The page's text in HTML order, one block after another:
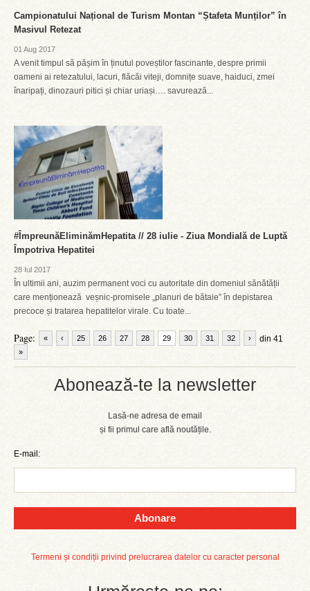
Abonează-te la newsletter
Lasă-ne adresa de email
și fii primul care află noutățile.
E-mail:
Abonare
Termeni și condiții privind prelucrarea datelor cu caracter personal
Campionatului Național de Turism Montan “Ștafeta Munților” în
Masivul Retezat
01 Aug 2017
A venit timpul să pășim în ținutul poveștilor fascinante, despre primii
oameni ai retezatului, lacuri, flăcăi viteji, domnițe suave, haiduci, zmei
înaripați, dinozauri pitici și chiar uriași…. savurează...
#ÎmpreunăEliminămHepatita // 28 iulie - Ziua Mondială de Luptă
Împotriva Hepatitei
28 Iul 2017
În ultimii ani, auzim permanent voci cu autoritate din domeniul sănătății
care menționează veșnic-promisele „planuri de bătaie” în depistarea
precoce și tratarea hepatitelor virale. Cu toate...
Page: « ‹ 25 26 27 28 29 30 31 32 din 41
›
»